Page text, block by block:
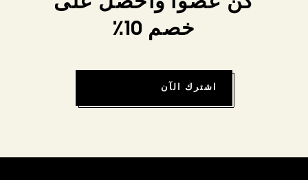
خصم 10٪
اشترك الآن